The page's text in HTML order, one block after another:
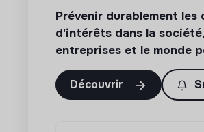
Prévenir durablement
d'intérêts dans la
entreprises et le monde
Découvrir